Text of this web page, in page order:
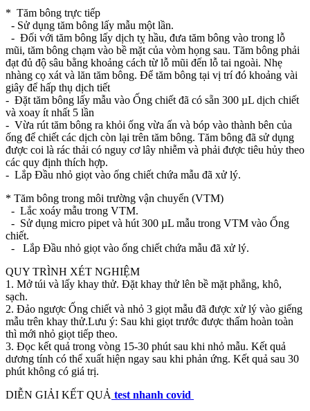
* Tăm bông trực tiếp
- Sử dụng tăm bông lấy mẫu một lần.
- Đối với tăm bông lấy dịch tỵ hầu, đưa tăm bông vào trong lỗ
mũi, tăm bông chạm vào bề mặt của vòm họng sau. Tăm bông phải
đạt đủ độ sâu bằng khoảng cách từ lỗ mũi đến lỗ tai ngoài. Nhẹ
nhàng cọ xát và lăn tăm bông. Để tăm bông tại vị trí đó khoảng vài
giây để hấp thụ dịch tiết
- Đặt tăm bông lấy mẫu vào Ống chiết đã có sẵn 300 µL dịch chiết
và xoay ít nhất 5 lần
- Vừa rút tăm bông ra khỏi ống vừa ấn và bóp vào thành bên của
ống để chiết các dịch còn lại trên tăm bông. Tăm bông đã sử dụng
được coi là rác thải có nguy cơ lây nhiễm và phải được tiêu hủy theo
các quy định thích hợp.
- Lắp Đầu nhỏ giọt vào ống chiết chứa mẫu đã xử lý.
* Tăm bông trong môi trường vận chuyển (VTM)
- Lắc xoáy mẫu trong VTM.
- Sử dụng micro pipet và hút 300 µL mẫu trong VTM vào Ống
chiết.
- Lắp Đầu nhỏ giọt vào ống chiết chứa mẫu đã xử lý.
QUY TRÌNH XÉT NGHIỆM
1. Mở túi và lấy khay thử. Đặt khay thử lên bề mặt phẳng, khô,
sạch.
2. Đảo ngược Ống chiết và nhỏ 3 giọt mẫu đã được xử lý vào giếng
mẫu trên khay thử.Lưu ý: Sau khi giọt trước được thấm hoàn toàn
thì mới nhỏ giọt tiếp theo.
3. Đọc kết quả trong vòng 15-30 phút sau khi nhỏ mẫu. Kết quả
dương tính có thể xuất hiện ngay sau khi phản ứng. Kết quả sau 30
phút không có giá trị.
DIỄN GIẢI KẾT QUẢ test nhanh covid